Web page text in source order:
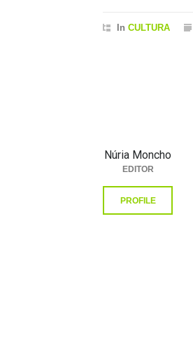
In CULTURA
Núria Moncho
EDITOR
PROFILE